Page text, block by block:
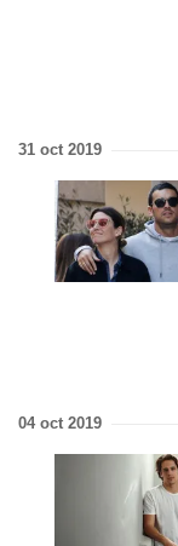
31 oct 2019
04 oct 2019